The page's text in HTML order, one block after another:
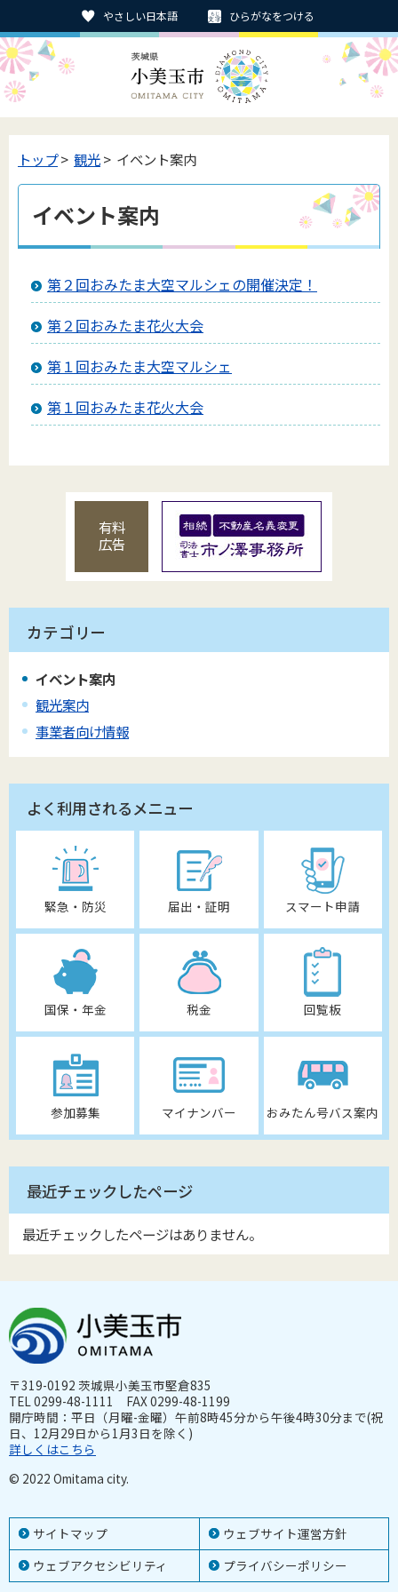
やさしい日本語 ひらがなをつける
トップ> 観光> イベント案内
イベント案内
第２回おみたま大空マルシェの開催決定！
第２回おみたま花火大会
第１回おみたま大空マルシェ
第１回おみたま花火大会
有料
広告
カテゴリー
イベント案内
観光案内
事業者向け情報
よく利用されるメニュー
緊急・防災 届出・証明 スマート申請
国保・年金 税金 回覧板
参加募集 マイナンバー おみたん号バス案内
最近チェックしたページ
最近チェックしたページはありません。
サイトマップ
ウェブサイト運営方針
ウェブアクセシビリティ
プライバシーポリシー
〒319-0192 茨城県小美玉市堅倉835
TEL 0299-48-1111 FAX 0299-48-1199
開庁時間：平日（月曜-金曜）午前8時45分から午後4時30分まで(祝
日、12月29日から1月3日を除く)
詳しくはこちら
© 2022 Omitama city.